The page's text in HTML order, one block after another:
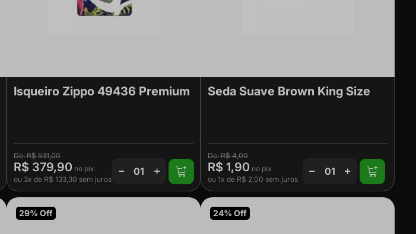
Isqueiro Zippo 49436 Premium
R$ 531,00
R$ 379,90
ou 3x de R$ 133,30 sem juros
Seda Suave Brown King Size
R$ 4,00
R$ 1,90
ou1x de R$ 2,00 sem juros
29% Off 24% Off